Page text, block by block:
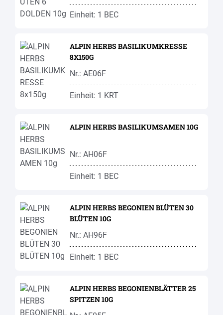
Einheit: 1 BEC
ALPIN HERBS BASILIKUMKRESSE
8X150G
Nr.: AE06F
Einheit: 1 KRT
ALPIN HERBS BASILIKUMSAMEN 10G
Nr.: AH06F
Einheit: 1 BEC
ALPIN HERBS BEGONIEN BLÜTEN 30
BLÜTEN 10G
Nr.: AH96F
Einheit: 1 BEC
ALPIN HERBS BEGONIENBLÄTTER 25
SPITZEN 10G